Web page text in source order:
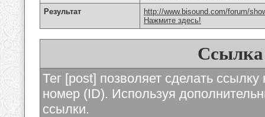
Результат
http://www.bisound.com/forum/
Нажмите здесь!
Ссылка
Тег [post] позволяет сделать
номер (ID). Используя
ссылки.